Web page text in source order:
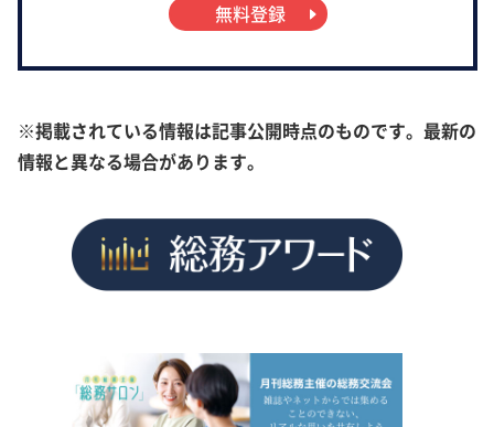
無料登録
※掲載されている情報は記事公開時点のものです。最新の
情報と異なる場合があります。